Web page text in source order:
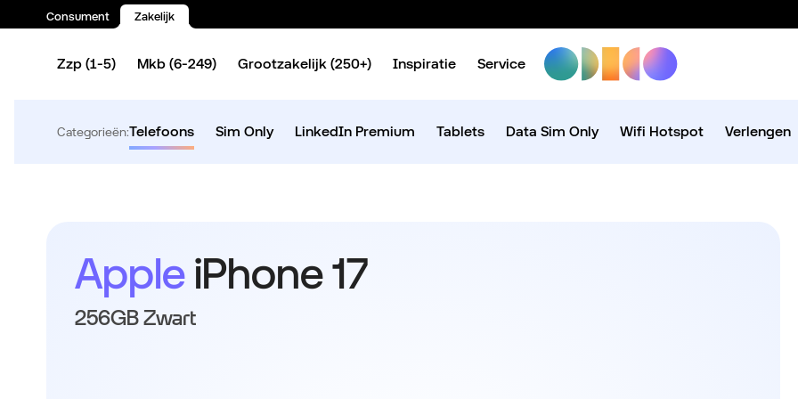
Consument Zakelijk
Zzp (1-5) Mkb (6-249) Grootzakelijk (250+) Inspiratie Service
Categorieën:Telefoons Sim Only LinkedIn Premium Tablets Data Sim Only Wifi Hotspot Verlengen
AppleiPhone 17
256GB Zwart